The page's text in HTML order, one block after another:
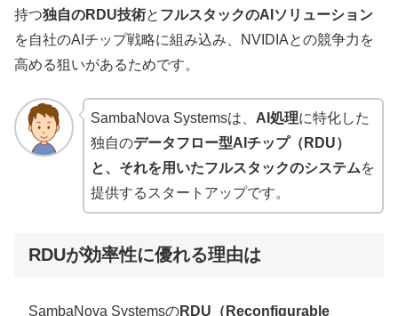
持つ独自のRDU技術と フルスタックのAIソリューション
を自社のAIチップ戦略に組み込み、NVIDIAとの競争力を
高める狙いがあるためです。
SambaNova Systemsは、 AI処理に特化した
独自のデータフロー型AIチップ（RDU）
と、それを用いたフルスタックのシステムを
提供するスタートアップです。
RDUが効率性に優れる理由は
SambaNova SystemsのRDU（Reconfigurable